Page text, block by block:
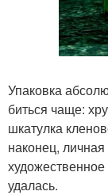
Упаковка
биться чаще:
шкатулка
наконец,
удалась.